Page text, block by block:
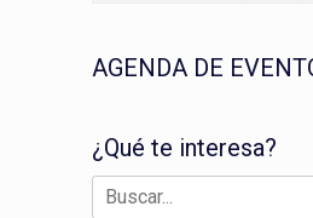
AGENDA DE
¿Qué te interesa?
Buscar: